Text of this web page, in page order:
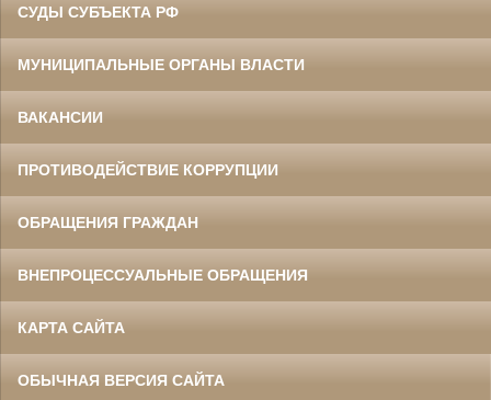
СУДЫ СУБЪЕКТА РФ
МУНИЦИПАЛЬНЫЕ ОРГАНЫ ВЛАСТИ
ВАКАНСИИ
ПРОТИВОДЕЙСТВИЕ КОРРУПЦИИ
ОБРАЩЕНИЯ ГРАЖДАН
ВНЕПРОЦЕССУАЛЬНЫЕ ОБРАЩЕНИЯ
КАРТА САЙТА
ОБЫЧНАЯ ВЕРСИЯ САЙТА